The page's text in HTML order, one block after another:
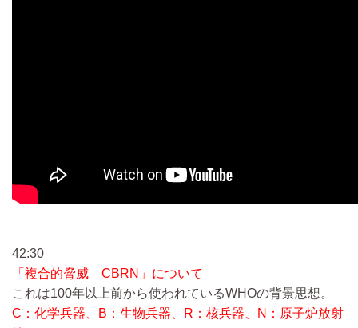
42:30
「複合的脅威 CBRN」について
これは100年以上前から使われているWHOの背景思想。
C：化学兵器、B：生物兵器、R：核兵器、N：原子炉放射